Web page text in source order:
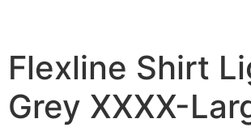
Flexline Shirt
Grey XXXX-